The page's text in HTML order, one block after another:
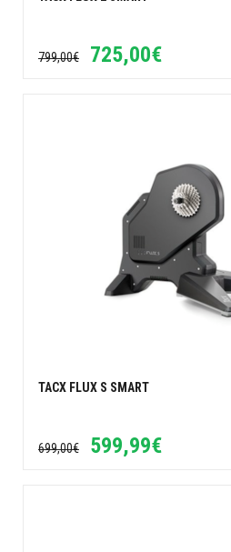
799,00€ 725,00€
TACX FLUX S SMART
699,00€ 599,99€